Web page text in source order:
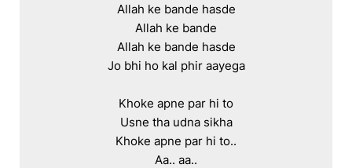
Allah ke bande hasde
Allah ke bande
Allah ke bande hasde
Jo bhi ho kal phir aayega
Khoke apne par hi to
Usne tha udna sikha
Khoke apne par hi to..
Aa.. aa..